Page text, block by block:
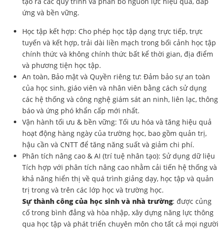
ứng và bền vững.
Học tập kết hợp: Cho phép học tập dạng trực tiếp, trực
tuyến và kết hợp, trải dài liền mạch trong bối cảnh học tập
chính thức và không chính thức bất kể thời gian, địa điểm
và phương tiện học tập.
An toàn, Bảo mật và Quyền riêng tư: Đảm bảo sự an toàn
của học sinh, giáo viên và nhân viên bằng cách sử dụng
các hệ thống và công nghệ giám sát an ninh, liên lạc, thông
báo và ứng phó khẩn cấp mới nhất.
Vận hành tối ưu & bền vững: Tối ưu hóa và tăng hiệu quả
hoạt động hàng ngày của trường học, bao gồm quản trị,
hậu cần và CNTT để tăng năng suất và giảm chi phí.
Phân tích nâng cao & AI (trí tuệ nhân tạo): Sử dụng dữ liệu
Tích hợp với phân tích nâng cao nhằm cải tiến hệ thống và
khả năng hiển thị về quá trình giảng dạy, học tập và quản
trị trong và trên các lớp học và trường học.
Sự thành công của học sinh và nhà trường: được củng
cố trong bình đẳng và hòa nhập, xây dựng năng lực thông
qua học tập và phát triển chuyên môn cho tất cả mọi người